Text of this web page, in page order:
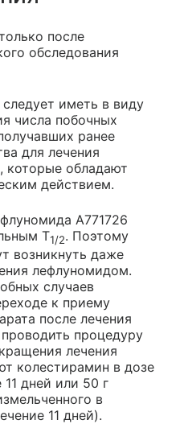
после
обследования
иметь в виду
числа побочных
ранее
для лечения
которые обладают
действием.
А771726
T1/2. Поэтому
возникнуть даже
лефлуномидом.
случаев
к приему
после лечения
процедуру
лечения
колестирамин в дозе
11 дней или 50 г
в
11 дней).